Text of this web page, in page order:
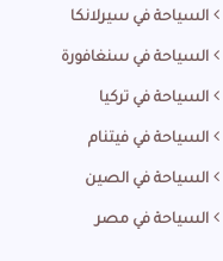
السياحة في سيرلانكا
السياحة في سنغافورة
السياحة في تركيا
السياحة في فيتنام
السياحة في الصين
السياحة في مصر